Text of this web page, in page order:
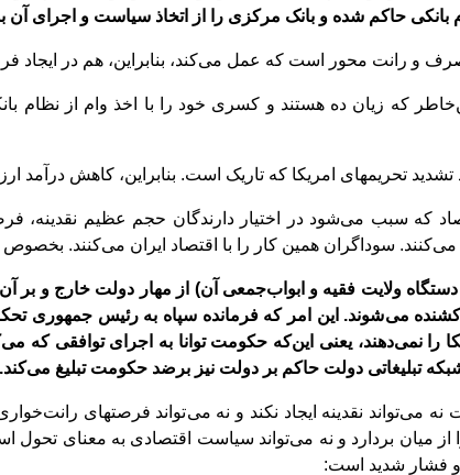
حاکم شده و بانک مرکزی را از اتخاذ سیاست و اجرای آن
مصرف و رانت محور است که عمل میکند، بنابراین، هم در ایجاد
خاطر که زیان ده هستند و کسری خود را با اخذ وام از نظام
تشدید تحریمهای امریکا که تاریک است. بنابراین، کاهش درآمد
که سبب میشود در اختیار دارندگان حجم عظیم نقدینه،
میکنند. سوداگران همین کار را با اقتصاد ایران میکنند. بخصوص
ولایت فقیه و ابوابجمعی آن) از مهار دولت خارج و بر
کشنده میشوند. این امر که فرمانده سپاه به رئیس جمهوری
را نمیدهند، یعنی اینکه حکومت توانا به اجرای توافقی که می
تبلیغاتی دولت حاکم بر دولت نیز برضد حکومت تبلیغ میکند.
نه میتواند نقدینه ایجاد نکند و نه میتواند فرصتهای رانت
میان بردارد و نه میتواند سیاست اقتصادی به معنای تحول
فشار شدید است: